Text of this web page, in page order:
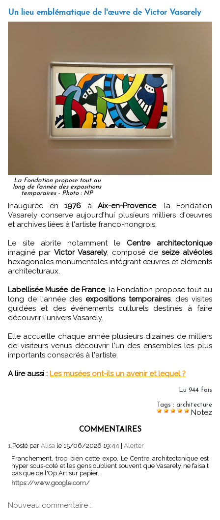
Un lieu emblématique de l'œuvre de Victor Vasarely
La Fondation propose tout au
long de l'année des expositions
temporaires - Photo : NP
Inaugurée en 1976 à Aix-en-Provence, la Fondation
Vasarely conserve aujourd'hui plusieurs milliers d'œuvres
et archives liées à l'artiste franco-hongrois.
Le site abrite notamment le Centre architectonique
imaginé par Victor Vasarely, composé de seize alvéoles
hexagonales monumentales intégrant œuvres et éléments
architecturaux.
Labellisée Musée de France, la Fondation propose tout au
long de l'année des expositions temporaires, des visites
guidées et des événements culturels destinés à faire
découvrir l'univers Vasarely.
Elle accueille chaque année plusieurs dizaines de milliers
de visiteurs venus découvrir l'un des ensembles les plus
importants consacrés à l'artiste.
A lire aussi : Les musées ont-ils un avenir et lequel ?
Lu 944 fois
Tags : architecture
Notez
COMMENTAIRES
1. Posté par Alisa le 15/06/2026 19:44 | Alerter
Franchement, trop bien cette expo. Le Centre architectonique est
hyper sous-coté et les gens oublient souvent que Vasarely ne faisait
pas que de l'Op Art sur papier.
https://www.google.com/
Nouveau commentaire :